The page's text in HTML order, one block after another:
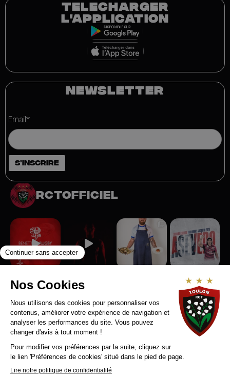
TELECHARGER
L'APPLICATION
NEWSLETTER
Email*
rctofficiel
Suivez-nous sur Instagram